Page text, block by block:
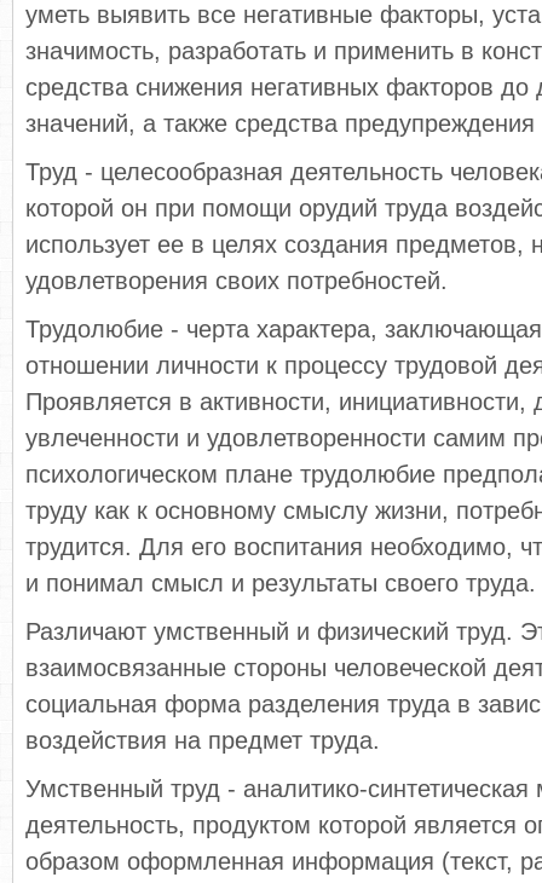
уметь выявить все негативные факторы,
значимость, разработать и применить в
средства снижения негативных факторов до
значений, а также средства
Труд - целесообразная деятельность
которой он при помощи орудий труда
использует ее в целях создания предметов,
удовлетворения своих потребностей.
Трудолюбие - черта характера,
отношении личности к процессу трудовой
Проявляется в активности, инициативности,
увлеченности и удовлетворенности самим
психологическом плане трудолюбие
труду как к основному смыслу жизни,
трудится. Для его воспитания необходимо,
и понимал смысл и результаты своего труда.
Различают умственный и физический труд.
взаимосвязанные стороны человеческой
социальная форма разделения труда в
воздействия на предмет труда.
Умственный труд - аналитико-
деятельность, продуктом которой является
образом оформленная информация (текст,